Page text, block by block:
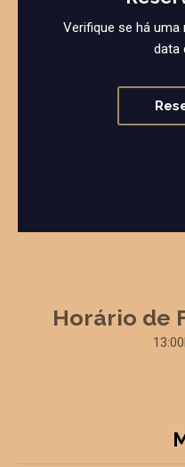
Verifique se há uma
data
Horário de